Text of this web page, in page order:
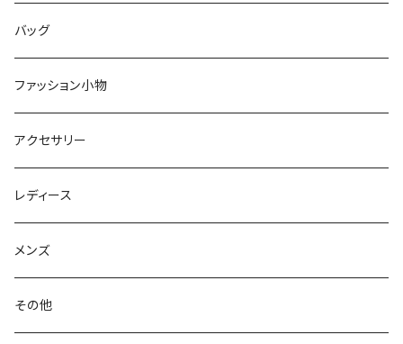
ショートパンツ
スカート
オールインワン
バッグ
ファッション小物
アクセサリー
レディース
メンズ
その他